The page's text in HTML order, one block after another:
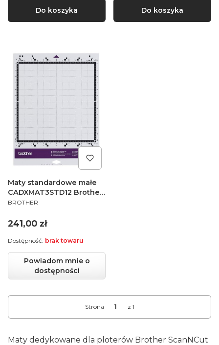
Do koszyka Do koszyka
Maty standardowe małe
CADXMAT3STD12 Brother
ScanNCut SDX - zestaw 3
PRODUCENT
BROTHER
Cena
241,00 zł
Powiadom mnie o
dostępności
Dostępność: brak towaru
Strona z 1
Maty dedykowane dla ploterów Brother ScanNCut